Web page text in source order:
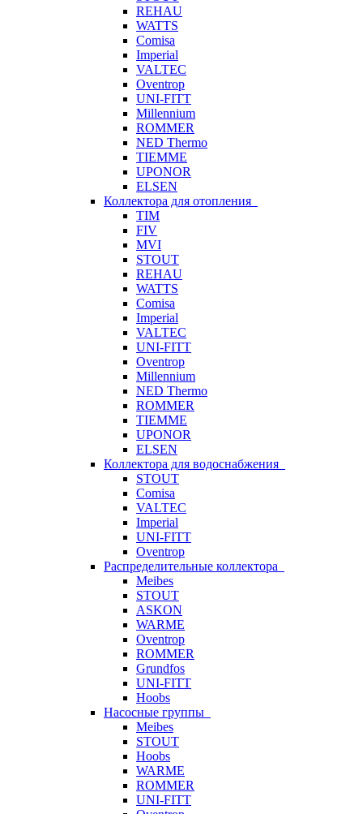
REHAU
WATTS
Comisa
Imperial
VALTEC
Oventrop
UNI-FITT
Millennium
ROMMER
NED Thermo
TIEMME
UPONOR
ELSEN
Коллектора для отопления
TIM
FIV
MVI
STOUT
REHAU
WATTS
Comisa
Imperial
VALTEC
UNI-FITT
Oventrop
Millennium
NED Thermo
ROMMER
TIEMME
UPONOR
ELSEN
Коллектора для водоснабжения
STOUT
Comisa
VALTEC
Imperial
UNI-FITT
Oventrop
Распределительные коллектора
Meibes
STOUT
ASKON
WARME
Oventrop
ROMMER
Grundfos
UNI-FITT
Hoobs
Насосные группы
Meibes
STOUT
Hoobs
WARME
ROMMER
UNI-FITT